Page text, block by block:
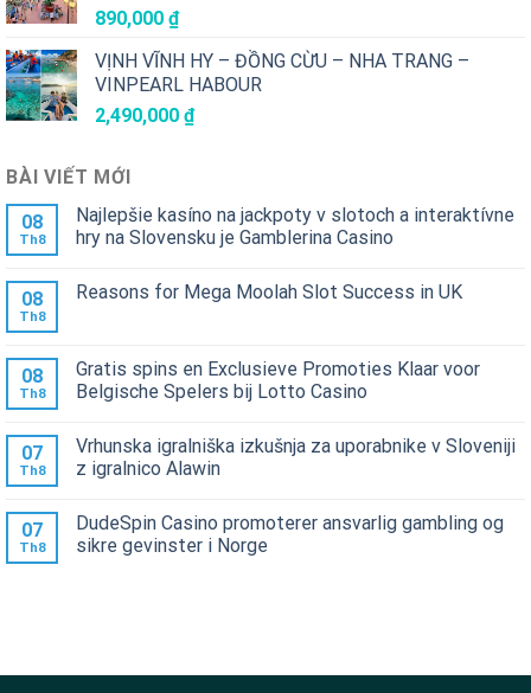
890,000 ₫
VỊNH VĨNH HY – ĐỒNG CỪU – NHA TRANG –
VINPEARL HABOUR
2,490,000 ₫
BÀI VIẾT MỚI
08
Th8
Najlepšie kasíno na jackpoty v slotoch a interaktívne
hry na Slovensku je Gamblerina Casino
08
Th8
Reasons for Mega Moolah Slot Success in UK
08
Th8
Gratis spins en Exclusieve Promoties Klaar voor
Belgische Spelers bij Lotto Casino
07
Th8
Vrhunska igralniška izkušnja za uporabnike v Sloveniji
z igralnico Alawin
07
Th8
DudeSpin Casino promoterer ansvarlig gambling og
sikre gevinster i Norge